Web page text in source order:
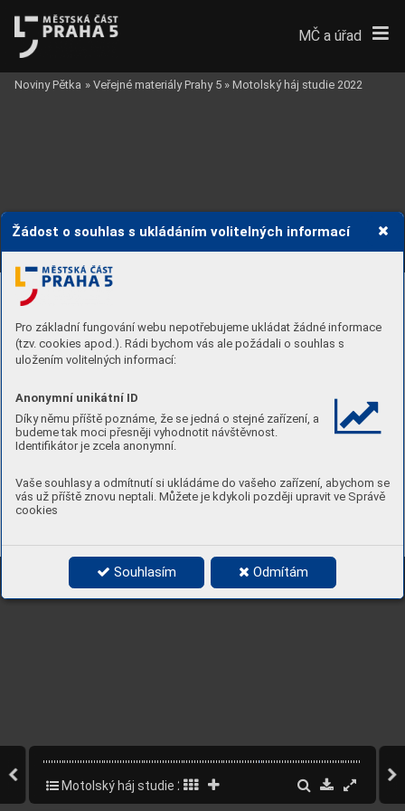
Žádost o souhlas s ukládáním volitelných informací
Pro základní fungování webu nepotřebujeme ukládat žádné informace
(tzv. cookies apod.). Rádi bychom vás ale požádali o souhlas s
uložením volitelných informací:
Anonymní unikátní ID
Díky němu příště poznáme, že se jedná o stejné zařízení, a
budeme tak moci přesněji vyhodnotit návštěvnost.
Identifikátor je zcela anonymní.
Vaše souhlasy a odmítnutí si ukládáme do vašeho zařízení, abychom se
vás už příště znovu neptali. Můžete je kdykoli později upravit ve Správě
cookies
Souhlasím Odmítám
MČ a úřad
Noviny Pětka » Veřejné materiály Prahy 5 » Motolský háj studie 2022
Motolský háj studie 2022 76